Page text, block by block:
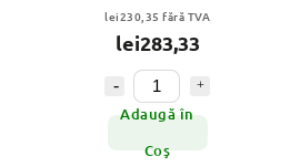
lei230,35 fără TVA
lei283,33
Adaugă în
Coş